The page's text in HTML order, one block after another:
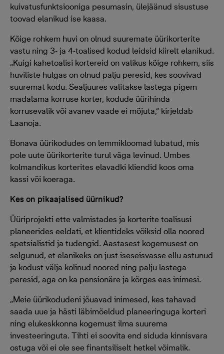
kuivatusfunktsiooniga pesumasin, ülejäänud sisustuse
toovad elanikud ise kaasa.
Kõige rohkem huvi on olnud suuremate üürikorterite
vastu ning 3- ja 4-toalised kodud leidsid kiirelt elanikud.
„Kuigi kahetoalisi kortereid on valikus kõige rohkem, siis
huviliste hulgas on olnud palju peresid, kes soovivad
suuremat kodu. Sealjuures valitakse lastega pigem
madalama korruse korter, kodude üürihinda
korrusevalik või avanev vaade ei mõjuta,“ kirjeldab
Laanoja.
Bonava üürikodudes on lemmikloomad lubatud, mis
pole uute üürikorterite turul väga levinud. Umbes
kolmandikus korterites elavadki kliendid koos oma
kassi või koeraga.
Kes on pikaajalised üürnikud?
Üüriprojekti ette valmistades ja korterite toalisusi
planeerides eeldati, et klientideks võiksid olla noored
spetsialistid ja tudengid. Aastasest kogemusest on
selgunud, et elanikeks on just iseseisvasse ellu astunud
ja kodust välja kolinud noored ning palju lastega
peresid, aga on ka pensionäre ja kõrges eas inimesi.
„Meie üürikodudeni jõuavad inimesed, kes tahavad
saada uue ja hästi läbimõeldud planeeringuga korteri
ning elukeskkonna kogemust ilma suurema
investeeringuta. Tihti ei soovita end siduda kinnisvara
ostuga või ei ole see finantsiliselt hetkel võimalik.